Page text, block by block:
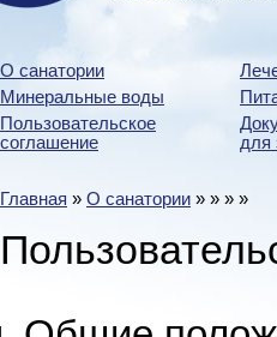
О санатории
Минеральные воды
Пользовательское
соглашение
для
Главная » О санатории » » » »